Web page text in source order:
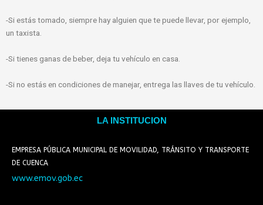
-Si estás tomado, siempre hay alguien que te puede llevar, por ejemplo,
un taxista.
-Si tienes ganas de beber, deja tu vehículo en casa.
-Si no estás en condiciones de manejar, entrega las llaves de tu vehículo.
LA INSTITUCION
EMPRESA PÚBLICA MUNICIPAL DE MOVILIDAD, TRÁNSITO Y TRANSPORTE
DE CUENCA
www.emov.gob.ec